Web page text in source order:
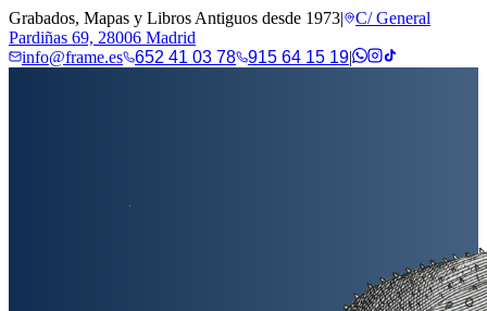
Grabados, Mapas y Libros Antiguos desde 1973|
C/ General
Pardiñas 69, 28006 Madrid
info@frame.es
652 41 03 78 915 64 15 19|